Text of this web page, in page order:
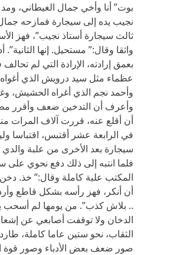
بوت” أنا وأخي جمال الغيطاني، ومد
نجيب يده إلى سيجارة فمازحه جمال
ثالث سيجارة أستاذ نجيب”، فهز
واثقا وقال:” مستحيل. إنها
بعمق إرادته، الإرادة التي لم تحالف
عظماء مثل سيد درويش الذي أغواه
وأحمد نجم الذي أغراه الحشيش،
وأعرف أن التدخين ضعف وأقرر
أن أقلع عنه، قررت آلاف المرات
في الرابعة عشر أقتبس، اقتباسا
سيجارة بعد الأخرى من علبة والدي
فلما انتبه إلى ذلك دفع نحوي
المكتب علبة كاملة وقال:” خذ.
أن أنكر، فهز رأسه بشكل قاطع
.. بلاش كذب”. من يومها لم أسحب
الدخان ولا توقفت أصابعي عن
الثقاب، نحو ستين عاما كاملة،
صور ضعف بعض الأدباء وصور قوة